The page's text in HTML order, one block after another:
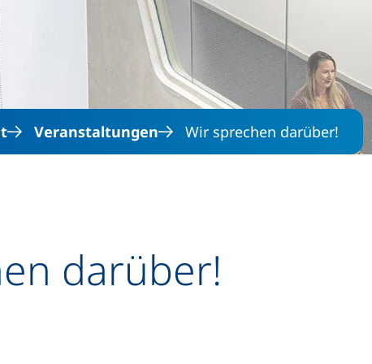
Direkt zum Inhalt
Veranstaltungen Wir sprechen darüber!
darüber!